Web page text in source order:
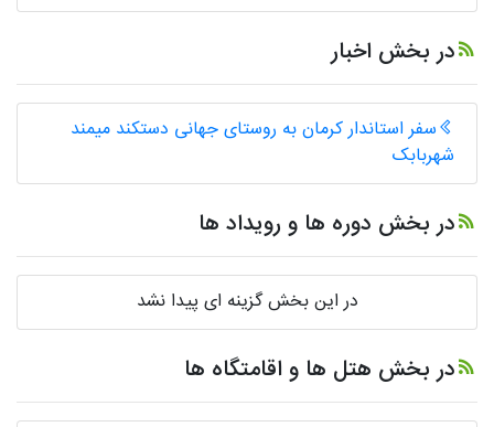
در بخش اخبار
سفر استاندار کرمان به روستای جهانی دستکند میمند
شهربابک
در بخش دوره ها و رویداد ها
در این بخش گزینه ای پیدا نشد
در بخش هتل ها و اقامتگاه ها